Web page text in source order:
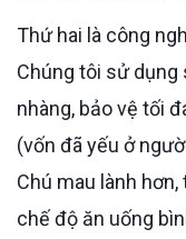
Thứ hai là công nghệ giảm sang chấn Piezotome.
Chúng tôi sử dụng
nhàng, bảo vệ tối
(vốn đã yếu ở
Chú mau lành
chế độ ăn uống